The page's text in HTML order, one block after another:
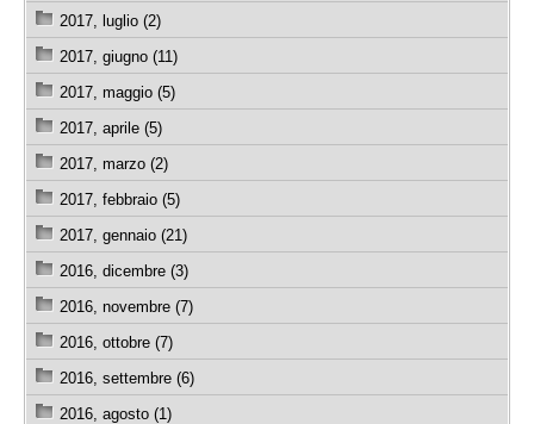
2017, luglio (2)
2017, giugno (11)
2017, maggio (5)
2017, aprile (5)
2017, marzo (2)
2017, febbraio (5)
2017, gennaio (21)
2016, dicembre (3)
2016, novembre (7)
2016, ottobre (7)
2016, settembre (6)
2016, agosto (1)